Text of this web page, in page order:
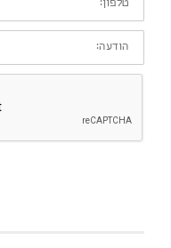
הודעה: